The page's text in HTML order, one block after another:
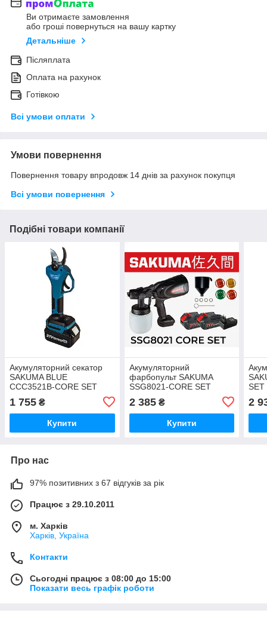
Ви отримаєте замовлення
або гроші повернуться на вашу картку
Детальніше
Післяплата
Оплата на рахунок
Готівкою
Всі умови оплати
Умови повернення
Повернення товару впродовж 14 днів за рахунок покупця
Всі умови повернення
Подібні товари компанії
Акумуляторний секатор
SAKUMA BLUE
CCC3521B-CORE SET
1 755 ₴
Купити
Акумуляторний
фарбопульт SAKUMA
SSG8021-CORE SET
2 385₴
Купити
SET
2
Про нас
97% позитивних з 67 відгуків за рік
Працює з 29.10.2011
м. Харків
Харків, Україна
Контакти
Сьогодні працює з 08:00 до 15:00
Показати весь графік роботи